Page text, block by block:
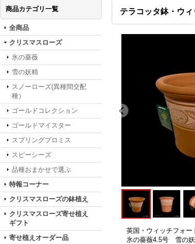
商品カテゴリ一覧
全商品
クリスマスローズ
氷の薔薇
雪の妖精
スノーローズ(異種間交配
種）
ゴールドコレクション
ゴールドマイスター
スプリングプロミス
スピーシーズ
品種おまかせで選ぶ
特報コーナー
クリスマスローズの鉢植え
クリスマスローズ寄せ植え
ギフト
寄せ植えオーダー品
テラコッタ鉢・ウ
英国・ウィッチフォー
氷の薔薇4.5号 雪の